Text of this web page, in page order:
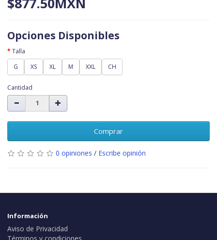
Opciones Disponibles
Talla
G
XS XL M XXL CH
Cantidad
Comprar
0 opiniones / Escribe opinión
Información
Aviso de Privacidad